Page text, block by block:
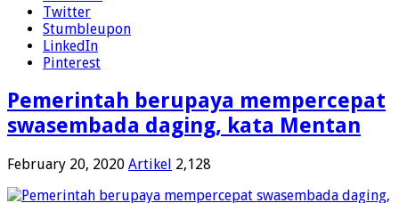
Twitter
Stumbleupon
LinkedIn
Pinterest
Pemerintah berupaya mempercepat
swasembada daging, kata Mentan
February 20, 2020 Artikel 2,128